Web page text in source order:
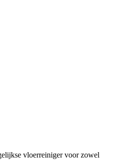
vloerreiniger voor zowel